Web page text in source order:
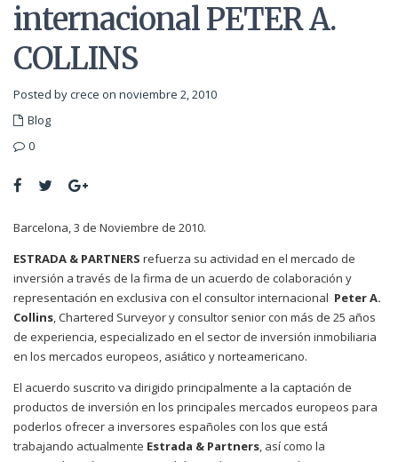
internacional PETER A.
COLLINS
Posted by crece on noviembre 2, 2010
Blog
0
Barcelona, 3 de Noviembre de 2010.
ESTRADA & PARTNERS refuerza su actividad en el mercado de
inversión a través de la firma de un acuerdo de colaboración y
representación en exclusiva con el consultor internacional Peter A.
Collins, Chartered Surveyor y consultor senior con más de 25 años
de experiencia, especializado en el sector de inversión inmobiliaria
en los mercados europeos, asiático y norteamericano.
El acuerdo suscrito va dirigido principalmente a la captación de
productos de inversión en los principales mercados europeos para
poderlos ofrecer a inversores españoles con los que está
trabajando actualmente Estrada & Partners, así como la